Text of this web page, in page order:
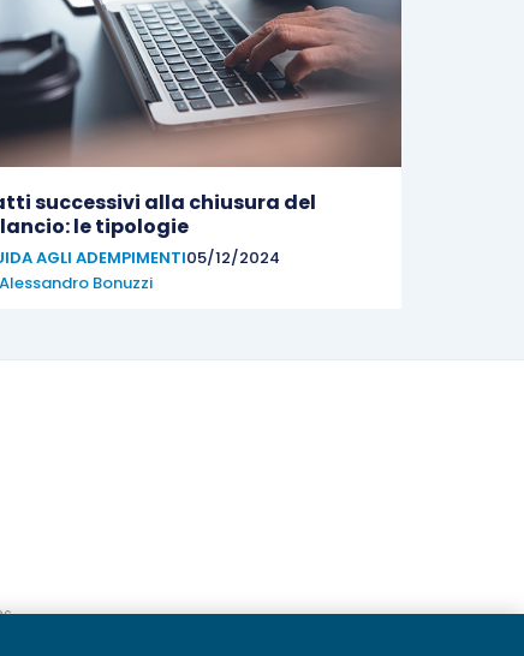
successivi alla chiusura del
le tipologie
AGLI ADEMPIMENTI05/12/2024
Alessandro Bonuzzi